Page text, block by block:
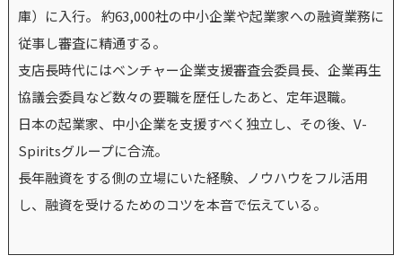
庫）に入行。 約63,000社の中小企業や起業家への融資業務に
従事し審査に精通する。
支店長時代にはベンチャー企業支援審査会委員長、企業再生
協議会委員など数々の要職を歴任したあと、定年退職。
日本の起業家、中小企業を支援すべく独立し、その後、V-
Spiritsグループに合流。
長年融資をする側の立場にいた経験、ノウハウをフル活用
し、融資を受けるためのコツを本音で伝えている。